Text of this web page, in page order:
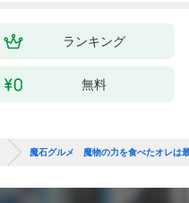
ランキング
無料
魔石グルメ 魔物の力を食べたオレは